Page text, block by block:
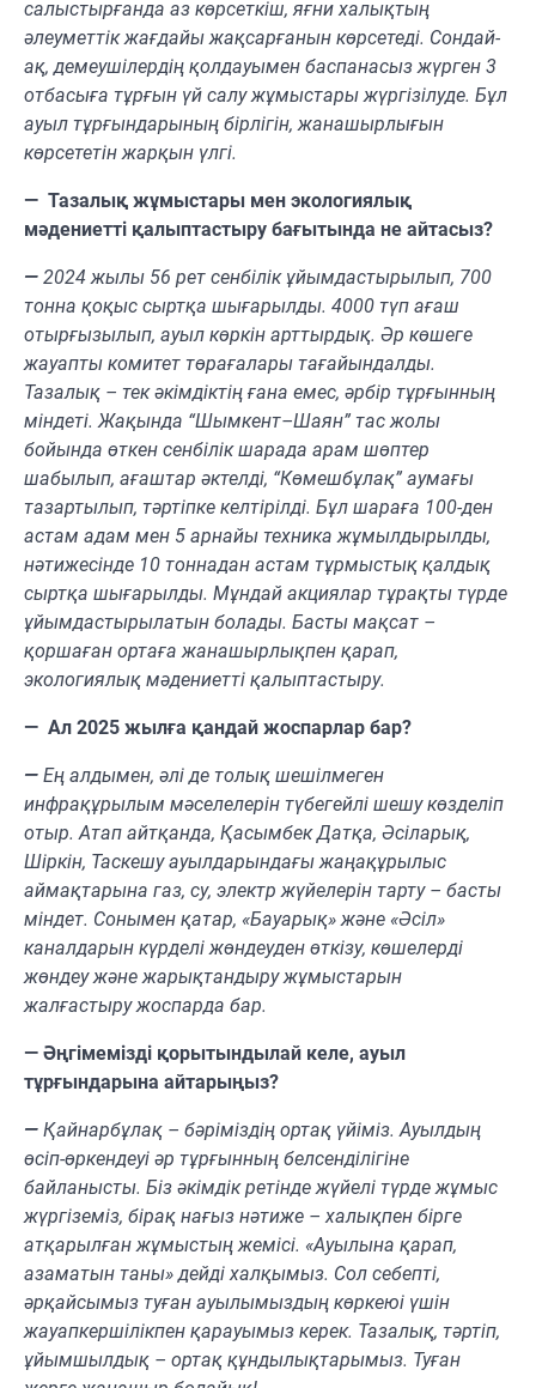
салыстырғанда аз көрсеткіш, яғни халықтың
әлеуметтік жағдайы жақсарғанын көрсетеді. Сондай-
ақ, демеушілердің қолдауымен баспанасыз жүрген 3
отбасыға тұрғын үй салу жұмыстары жүргізілуде. Бұл
ауыл тұрғындарының бірлігін, жанашырлығын
көрсететін жарқын үлгі.
— Тазалық жұмыстары мен экологиялық
мәдениетті қалыптастыру бағытында не айтасыз?
— 2024 жылы 56 рет сенбілік ұйымдастырылып, 700
тонна қоқыс сыртқа шығарылды. 4000 түп ағаш
отырғызылып, ауыл көркін арттырдық. Әр көшеге
жауапты комитет төрағалары тағайындалды.
Тазалық – тек әкімдіктің ғана емес, әрбір тұрғынның
міндеті. Жақында “Шымкент–Шаян” тас жолы
бойында өткен сенбілік шарада арам шөптер
шабылып, ағаштар әктелді, “Көмешбұлақ” аумағы
тазартылып, тәртіпке келтірілді. Бұл шараға 100-ден
астам адам мен 5 арнайы техника жұмылдырылды,
нәтижесінде 10 тоннадан астам тұрмыстық қалдық
сыртқа шығарылды. Мұндай акциялар тұрақты түрде
ұйымдастырылатын болады. Басты мақсат –
қоршаған ортаға жанашырлықпен қарап,
экологиялық мәдениетті қалыптастыру.
— Ал 2025 жылға қандай жоспарлар бар?
— Ең алдымен, әлі де толық шешілмеген
инфрақұрылым мәселелерін түбегейлі шешу көзделіп
отыр. Атап айтқанда, Қасымбек Датқа, Әсіларық,
Шіркін, Таскешу ауылдарындағы жаңақұрылыс
аймақтарына газ, су, электр жүйелерін тарту – басты
міндет. Сонымен қатар, «Бауарық» және «Әсіл»
каналдарын күрделі жөндеуден өткізу, көшелерді
жөндеу және жарықтандыру жұмыстарын
жалғастыру жоспарда бар.
— Әңгімемізді қорытындылай келе, ауыл
тұрғындарына айтарыңыз?
— Қайнарбұлақ – бәріміздің ортақ үйіміз. Ауылдың
өсіп-өркендеуі әр тұрғынның белсенділігіне
байланысты. Біз әкімдік ретінде жүйелі түрде жұмыс
жүргіземіз, бірақ нағыз нәтиже – халықпен бірге
атқарылған жұмыстың жемісі. «Ауылына қарап,
азаматын таны» дейді халқымыз. Сол себепті,
әрқайсымыз туған ауылымыздың көркеюі үшін
жауапкершілікпен қарауымыз керек. Тазалық, тәртіп,
ұйымшылдық – ортақ құндылықтарымыз. Туған